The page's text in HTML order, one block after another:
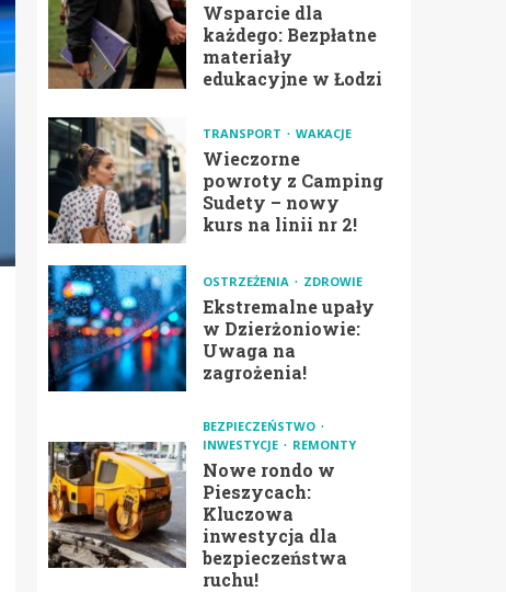
Wsparcie dla
każdego: Bezpłatne
materiały
edukacyjne w Łodzi
TRANSPORT WAKACJE
Wieczorne
powroty z Camping
Sudety – nowy
kurs na linii nr 2!
OSTRZEŻENIA ZDROWIE
Ekstremalne upały
w Dzierżoniowie:
Uwaga na
zagrożenia!
BEZPIECZEŃSTWO
INWESTYCJE
REMONTY
Nowe rondo w
Pieszycach:
Kluczowa
inwestycja dla
bezpieczeństwa
ruchu!